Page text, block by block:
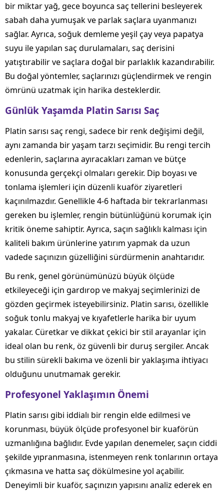
bir miktar yağ, gece boyunca saç tellerini besleyerek
sabah daha yumuşak ve parlak saçlara uyanmanızı
sağlar. Ayrıca, soğuk demleme yeşil çay veya papatya
suyu ile yapılan saç durulamaları, saç derisini
yatıştırabilir ve saçlara doğal bir parlaklık kazandırabilir.
Bu doğal yöntemler, saçlarınızı güçlendirmek ve rengin
ömrünü uzatmak için harika desteklerdir.
Günlük Yaşamda Platin Sarısı Saç
Platin sarısı saç rengi, sadece bir renk değişimi değil,
aynı zamanda bir yaşam tarzı seçimidir. Bu rengi tercih
edenlerin, saçlarına ayıracakları zaman ve bütçe
konusunda gerçekçi olmaları gerekir. Dip boyası ve
tonlama işlemleri için düzenli kuaför ziyaretleri
kaçınılmazdır. Genellikle 4-6 haftada bir tekrarlanması
gereken bu işlemler, rengin bütünlüğünü korumak için
kritik öneme sahiptir. Ayrıca, saçın sağlıklı kalması için
kaliteli bakım ürünlerine yatırım yapmak da uzun
vadede saçınızın güzelliğini sürdürmenin anahtarıdır.
Bu renk, genel görünümünüzü büyük ölçüde
etkileyeceği için gardırop ve makyaj seçimlerinizi de
gözden geçirmek isteyebilirsiniz. Platin sarısı, özellikle
soğuk tonlu makyaj ve kıyafetlerle harika bir uyum
yakalar. Cüretkar ve dikkat çekici bir stil arayanlar için
ideal olan bu renk, öz güvenli bir duruş sergiler. Ancak
bu stilin sürekli bakıma ve özenli bir yaklaşıma ihtiyacı
olduğunu unutmamak gerekir.
Profesyonel Yaklaşımın Önemi
Platin sarısı gibi iddialı bir rengin elde edilmesi ve
korunması, büyük ölçüde profesyonel bir kuaförün
uzmanlığına bağlıdır. Evde yapılan denemeler, saçın ciddi
şekilde yıpranmasına, istenmeyen renk tonlarının ortaya
çıkmasına ve hatta saç dökülmesine yol açabilir.
Deneyimli bir kuaför, saçınızın yapısını analiz ederek en